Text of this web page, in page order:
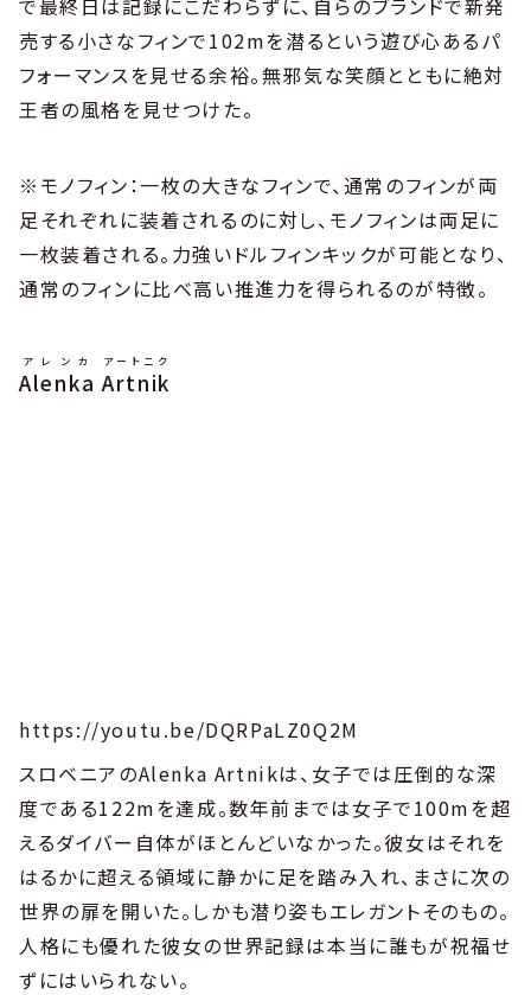
で最終日は記録にこだわらずに、自らのブランドで新発
売する小さなフィンで102mを潜るという遊び心あるパ
フォーマンスを見せる余裕。無邪気な笑顔とともに絶対
王者の風格を見せつけた。
※モノフィン：一枚の大きなフィンで、通常のフィンが両
足それぞれに装着されるのに対し、モノフィンは両足に
一枚装着される。力強いドルフィンキックが可能となり、
通常のフィンに比べ高い推進力を得られるのが特徴。
Alenka
アレンカ
Artnik
アートニク
https://youtu.be/DQRPaLZ0Q2M
スロベニアのAlenka Artnikは、女子では圧倒的な深
度である122mを達成。数年前までは女子で100mを超
えるダイバー自体がほとんどいなかった。彼女はそれを
はるかに超える領域に静かに足を踏み入れ、まさに次の
世界の扉を開いた。しかも潜り姿もエレガントそのもの。
人格にも優れた彼女の世界記録は本当に誰もが祝福せ
ずにはいられない。